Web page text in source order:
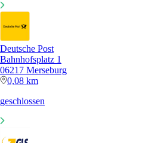
Deutsche Post
Bahnhofsplatz 1
06217 Merseburg
0,08 km
geschlossen